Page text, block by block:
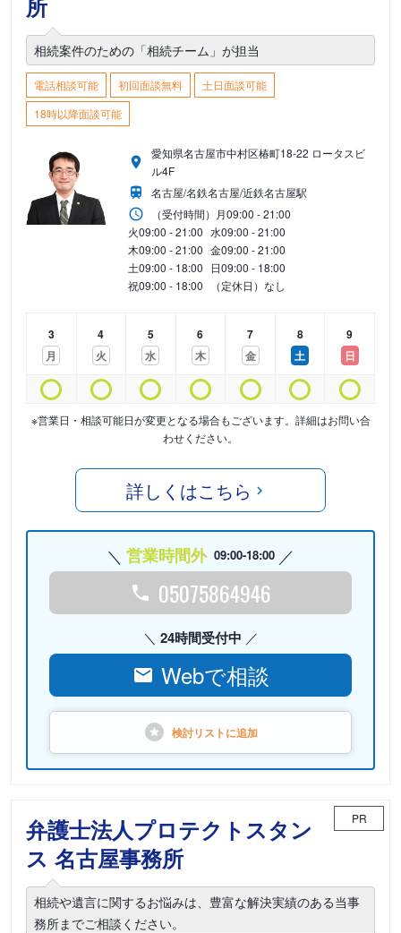
所
相続案件のための「相続チーム」が担当
電話相談可能 初回面談無料
土日面談可能
18時以降面談可能
愛知県名古屋市中村区椿町18-22 ロータスビ
ル4F
名古屋/名鉄名古屋/近鉄名古屋駅
（受付時間） 月09:00 - 21:00
火09:00 - 21:00 水09:00 - 21:00
木09:00 - 21:00 金09:00 - 21:00
土09:00 - 18:00 日09:00 - 18:00
祝09:00 - 18:00 （定休日）なし
3
月
4
火
5
水
6
木
7
金
8
土
9
日
※営業日・相談可能日が変更となる場合もございます。詳細はお問い合
わせください。
詳しくはこちら
営業時間外 09:00-18:00
05075864946
24時間受付中
Webで相談
検討リストに追加
弁護士法人プロテクトスタン
ス 名古屋事務所
PR
相続や遺言に関するお悩みは、豊富な解決実績のある当事
務所までご相談ください。